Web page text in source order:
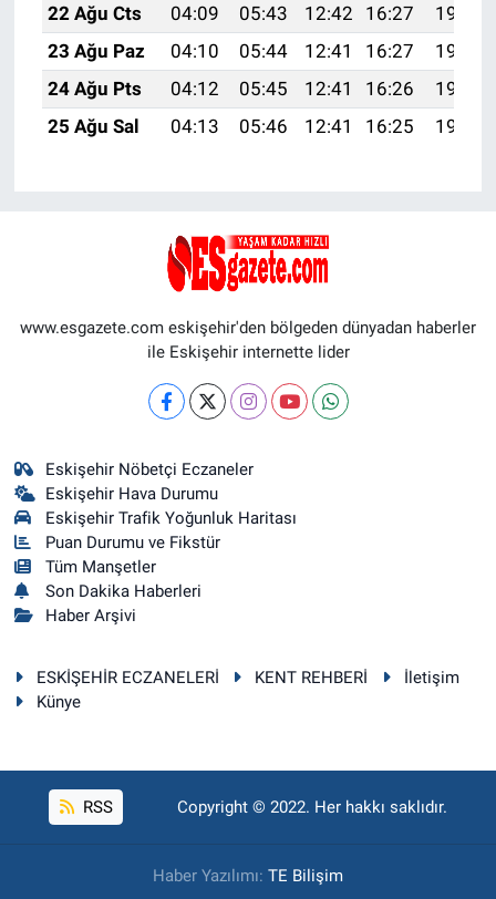
22 Ağu Cts
04:09 05:43 12:42 16:27
19:30
23 Ağu Paz
04:10 05:44 12:41 16:27
19:29
24 Ağu Pts
04:12 05:45 12:41 16:26
19:27
25 Ağu Sal
04:13 05:46 12:41 16:25 19:26
www.esgazete.com eskişehir'den bölgeden dünyadan haberler
ile Eskişehir internette lider
Eskişehir Nöbetçi Eczaneler
Eskişehir Hava Durumu
Eskişehir Trafik Yoğunluk Haritası
Puan Durumu ve Fikstür
Tüm Manşetler
Son Dakika Haberleri
Haber Arşivi
ESKİŞEHİR ECZANELERİ KENT REHBERİ
İletişim
Künye
RSS Copyright © 2022. Her hakkı saklıdır.
Haber Yazılımı: TE Bilişim